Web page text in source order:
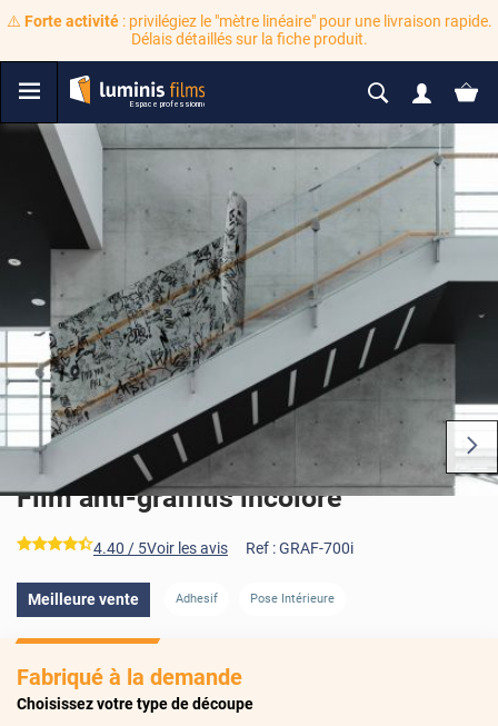
⚠️ Forte activité: privilégiez le "mètre linéaire" pour une livraison rapide.
Délais détaillés sur la fiche produit.
Film anti-graffitis incolore
*****
4.40 / 5Voir les avis Ref :GRAF-700i
Meilleure vente Adhesif Pose Intérieure
Fabriqué à la demande
Choisissez votre type de découpe